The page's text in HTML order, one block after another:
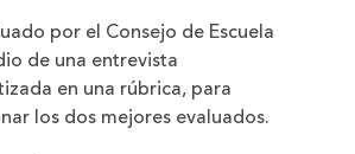
por el Consejo de Escuela
de una entrevista
en una rúbrica, para
los dos mejores evaluados.